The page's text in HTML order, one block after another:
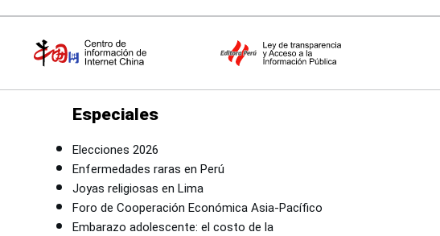
Especiales
Elecciones 2026
Enfermedades raras en Perú
Joyas religiosas en Lima
Foro de Cooperación Económica Asia-Pacífico
Embarazo adolescente: el costo de la